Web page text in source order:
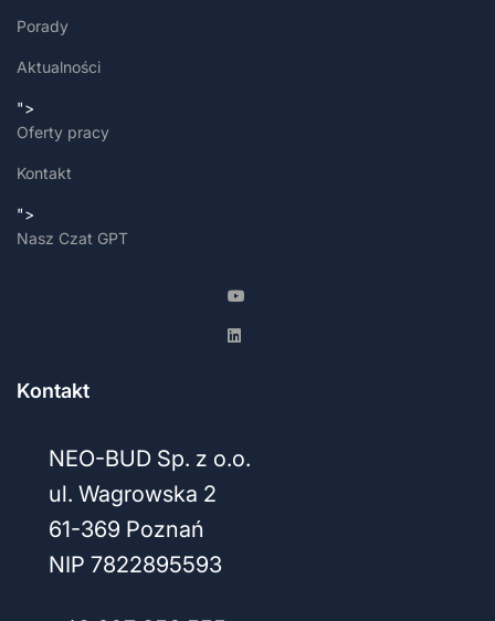
Porady
Aktualności
">
Oferty pracy
Kontakt
">
Nasz Czat GPT
Kontakt
NEO-BUD Sp. z o.o.
ul. Wagrowska 2
61-369 Poznań
NIP 7822895593